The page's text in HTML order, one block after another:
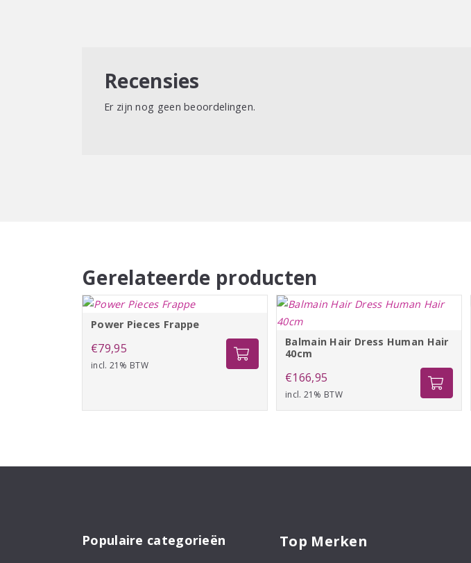
Recensies
Er zijn nog geen beoordelingen.
Gerelateerde producten
Power Pieces Frappe
€79,95
incl. 21% BTW
Balmain Hair Dress Human Hair
40cm
€166,95
incl. 21% BTW
Populaire categorieën Top Merken